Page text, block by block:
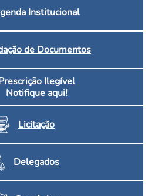
Institucional
de Documentos
Ilegível
Notifique aqui!
Licitação
Delegados